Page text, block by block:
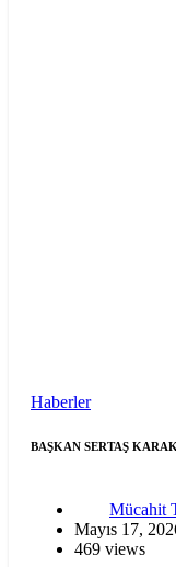
Haberler
BAŞKAN SERTAŞ
Mücahit
Mayıs 17,
469 views